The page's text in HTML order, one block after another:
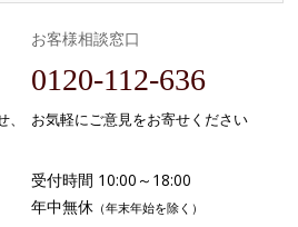
お客様相談窓口
0120-112-636
お気軽にご意見をお寄せください
受付時間 10:00～18:00
年中無休 （年末年始を除く）